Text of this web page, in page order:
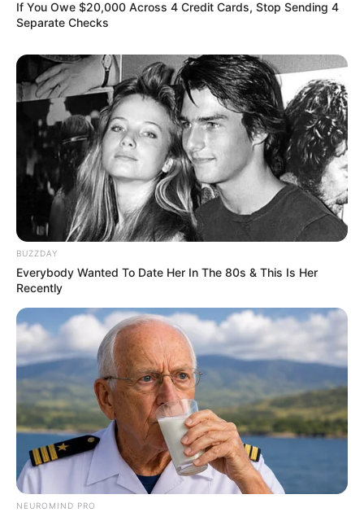
The Monster Snake That Makes Anacondas Look
BRAINBERRIES
See How The Blue Lagoon Cast Has Changed After
46 Years
BRAINBERRIES
If You Owe $20,000 Across 4 Credit Cards, Stop Sending 4
Separate Checks
BUZZDAY
Everybody Wanted To Date Her In The 80s & This Is Her
Recently
NEUROMIND PRO